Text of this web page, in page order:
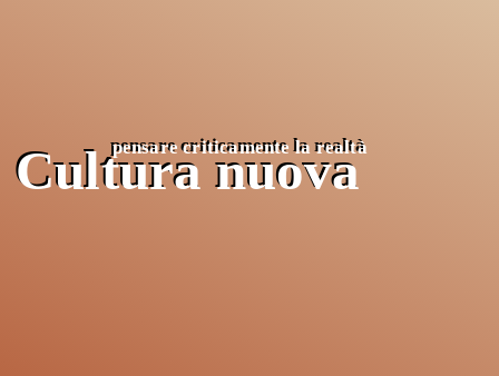
Cultura nuova
pensare criticamente larealtà